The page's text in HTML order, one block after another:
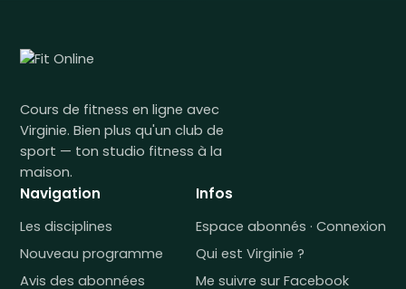
Cours de fitness en ligne avec
Virginie. Bien plus qu'un club de
sport — ton studio fitness à la
maison.
Navigation
Les disciplines
Nouveau programme
Avis des abonnées
Infos
Espace abonnés · Connexion
Qui est Virginie ?
Me suivre sur Facebook